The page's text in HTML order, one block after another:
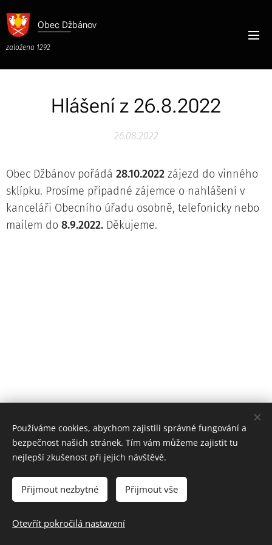
Obec Džbánov
založena 1292
Hlášení z 26.8.2022
26.08.2022
Obec Džbánov pořádá 28.10.2022 zájezd do vinného
sklípku. Prosíme případné zájemce o nahlášení v
kanceláři Obecního úřadu osobně, telefonicky nebo
mailem do 8.9.2022. Děkujeme.
Vytvořeno službou
Používáme cookies, abychom zajistili správné fungování a
bezpečnost našich stránek. Tím vám můžeme zajistit tu
nejlepší zkušenost při jejich návštěvě.
Přijmout nezbytné Přijmout vše
Otevřít pokročilá nastavení